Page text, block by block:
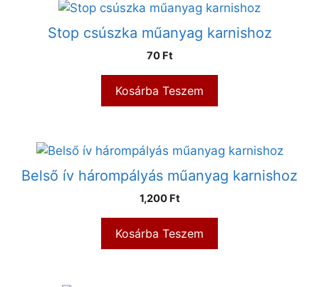
Stop csúszka műanyag karnishoz
70 Ft
Kosárba Teszem
Belső ív hárompályás műanyag karnishoz
1,200 Ft
Kosárba Teszem